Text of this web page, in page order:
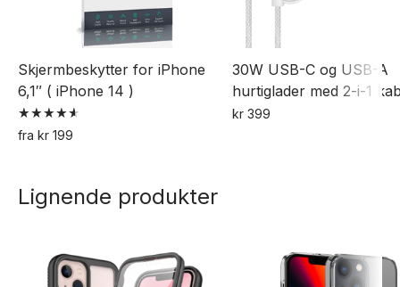
Skjermbeskytter for iPhone
6,1″ ( iPhone 14 )
Vurdert
4.67
fra kr 199
har
varianter.
Alternativene
30W USB-C og USB-A
hurtiglader med 2-i-1
kr399
Lignende produkter